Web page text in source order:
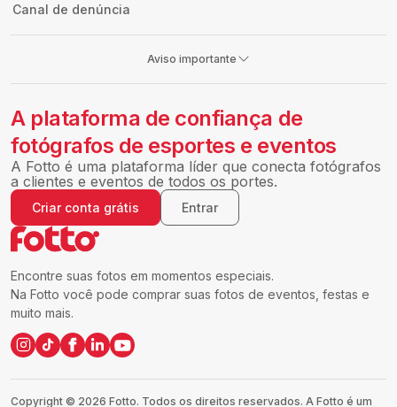
Canal de denúncia
Aviso importante
Encontre suas fotos em momentos especiais.
Na Fotto você pode comprar suas fotos de eventos, festas e
muito mais.
A plataforma de confiança de
fotógrafos de esportes e eventos
A Fotto é uma plataforma líder que conecta fotógrafos
a clientes e eventos de todos os portes.
Criar conta grátis Entrar
Copyright © 2026 Fotto. Todos os direitos reservados. A Fotto é um